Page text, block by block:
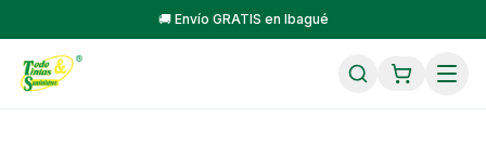
🚚 Envío GRATIS en Ibagué